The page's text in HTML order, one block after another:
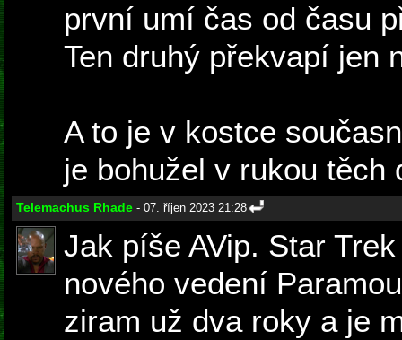
první umí čas od času
Ten druhý překvapí jen
A to je v kostce
je bohužel v rukou těch
Telemachus Rhade - 07. říjen 2023 21:28
Jak píše AVip. Star
nového vedení
ziram už dva roky a je